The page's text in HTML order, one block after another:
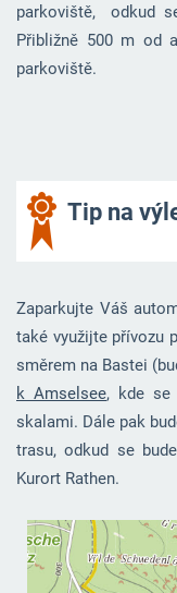
parkoviště, odkud
Přibližně 500 m od
parkoviště.
Tip na
Zaparkujte Váš
také využijte přívozu
směrem na Bastei
k Amselsee, kde se
skalami. Dále pak
trasu, odkud se
Kurort Rathen.